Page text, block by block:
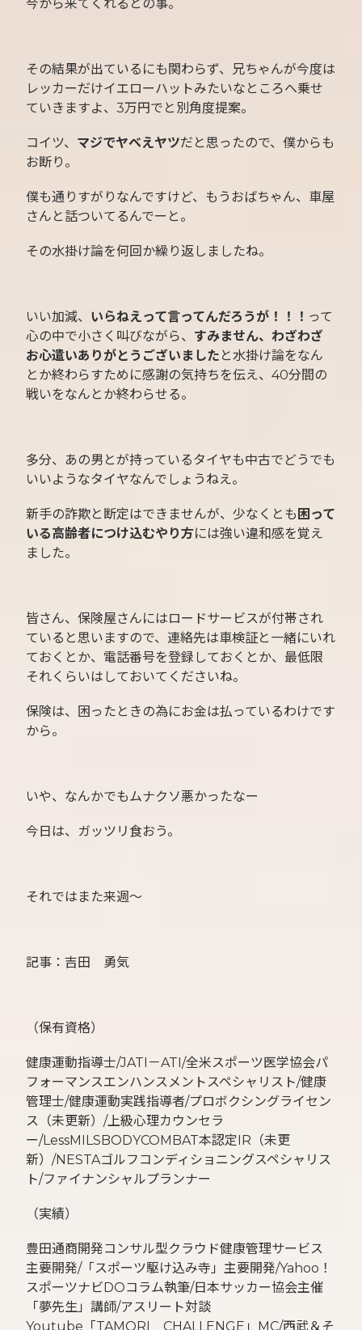
今から来てくれるとの事。
その結果が出ているにも関わらず、兄ちゃんが今度は
レッカーだけイエローハットみたいなところへ乗せ
ていきますよ、3万円でと別角度提案。
コイツ、 マジでヤベえヤツだと思ったので、僕からも
お断り。
僕も通りすがりなんですけど、もうおばちゃん、車屋
さんと話ついてるんでーと。
その水掛け論を何回か繰り返しましたね。
いい加減、 いらねえって言ってんだろうが！！！ って
心の中で小さく叫びながら、 すみません、わざわざ
お心遣いありがとうございました と水掛け論をなん
とか終わらすために感謝の気持ちを伝え、40分間の
戦いをなんとか終わらせる。
多分、あの男とが持っているタイヤも中古でどうでも
いいようなタイヤなんでしょうねえ。
新手の詐欺と断定はできませんが、少なくとも 困って
いる高齢者につけ込むやり方には強い違和感を覚え
ました。
皆さん、保険屋さんにはロードサービスが付帯され
ていると思いますので、連絡先は車検証と一緒にいれ
ておくとか、電話番号を登録しておくとか、最低限
それくらいはしておいてくださいね。
保険は、困ったときの為にお金は払っているわけです
から。
いや、なんかでもムナクソ悪かったなー
今日は、ガッツリ食おう。
それではまた来週〜
記事：吉田 勇気
（保有資格）
健康運動指導士/JATI－ATI/全米スポーツ医学協会パ
フォーマンスエンハンスメントスペシャリスト/健康
管理士/健康運動実践指導者/プロボクシングライセン
ス（未更新）/上級心理カウンセラ
ー/LessMILSBODYCOMBAT本認定IR（未更
新）/NESTAゴルフコンディショニングスペシャリス
ト/ファイナンシャルプランナー
（実績）
豊田通商開発コンサル型クラウド健康管理サービス
主要開発/「スポーツ駆け込み寺」主要開発/Yahoo！
スポーツナビDOコラム執筆/日本サッカー協会主催
「夢先生」講師/アスリート対談
Youtube「TAMORI CHALLENGE」MC/西武＆そ